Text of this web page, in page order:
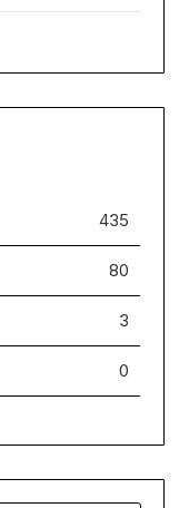
435
80
3
0